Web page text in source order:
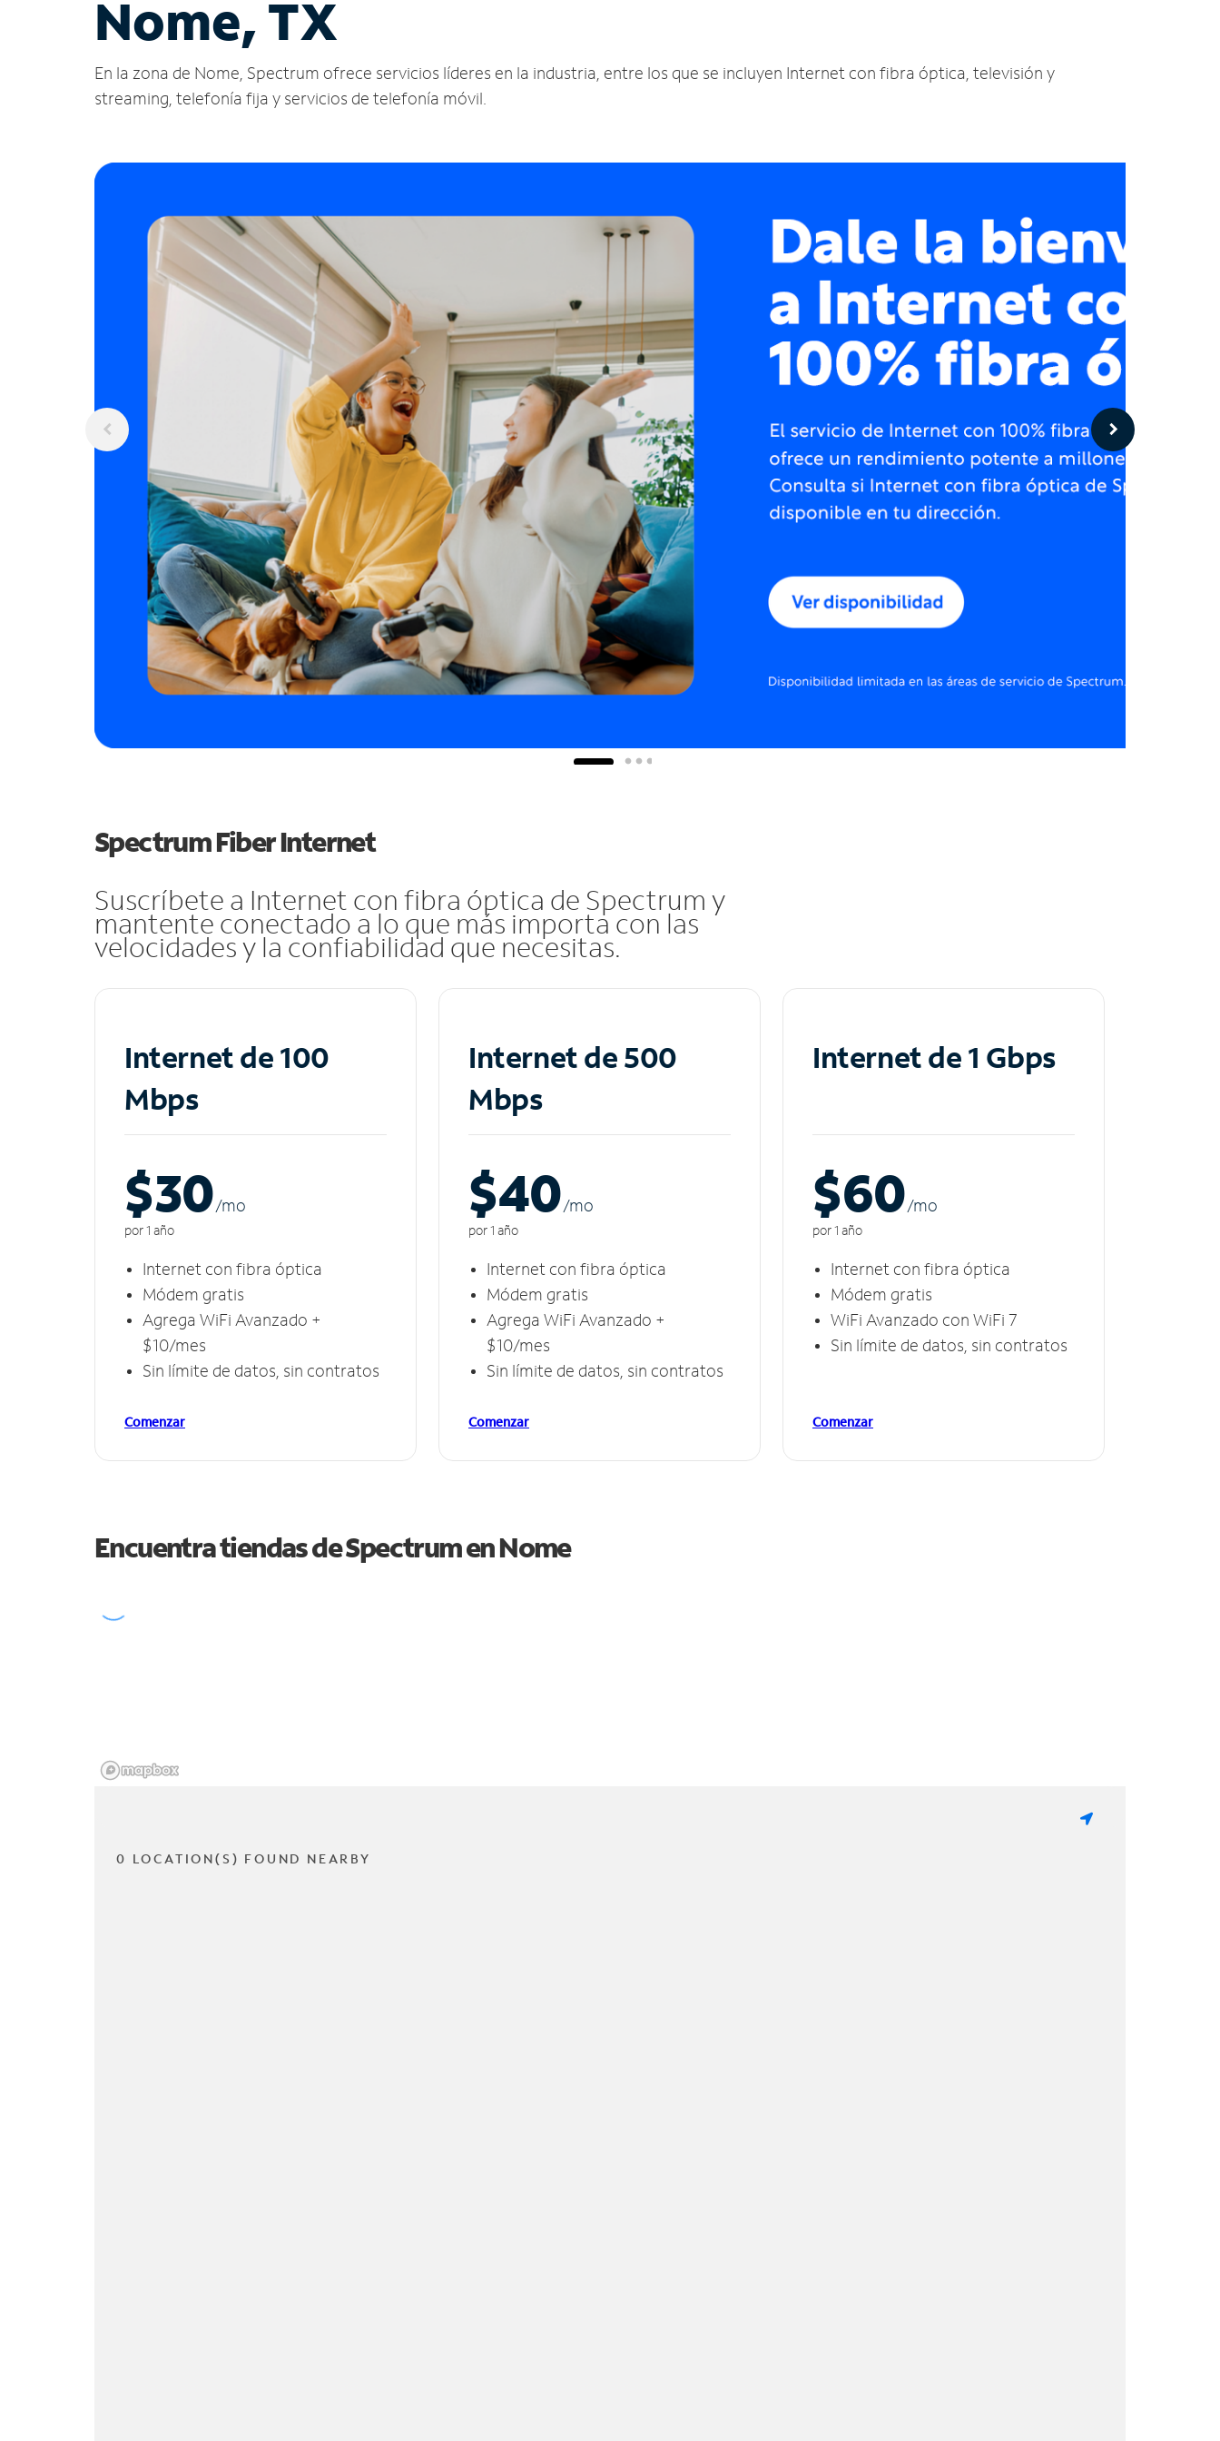
Nome, TX
En la zona de Nome, Spectrum ofrece servicios líderes en la industria, entre los que se incluyen Internet con fibra óptica, televisión y
streaming, telefonía fija y servicios de telefonía móvil.
Spectrum Fiber Internet
Suscríbete a Internet con fibra óptica de Spectrum y
mantente conectado a lo que más importa con las
velocidades y la confiabilidad que necesitas.
Internet de 100
Mbps
$30/mo
por 1 año
Internet con fibra óptica
Módem gratis
Agrega WiFi Avanzado +
$10/mes
Sin límite de datos, sin contratos
Comenzar
Internet de 500
Mbps
$40/mo
por 1 año
Internet con fibra óptica
Módem gratis
Agrega WiFi Avanzado +
$10/mes
Sin límite de datos, sin contratos
Comenzar
Internet de 1 Gbps
$60/mo
por 1 año
Internet con fibra óptica
Módem gratis
WiFi Avanzado con WiFi 7
Sin límite de datos, sin contratos
Comenzar
Encuentra tiendas de Spectrum enNome
0 LOCATION(S) FOUND NEARBY